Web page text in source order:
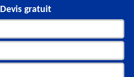
Devis gratuit